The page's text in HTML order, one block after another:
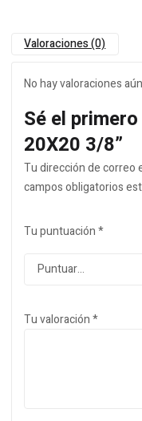
Valoraciones (0)
No hay valoraciones
Sé el
20X20 3/8”
Tu dirección de correo
campos obligatorios
Tu puntuación*
Tu valoración*